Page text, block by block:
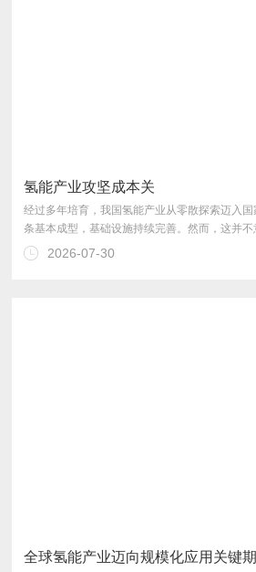
氢能产业攻坚成本关
2026-07-30
全球氢能产业迈向规模化应用关键期